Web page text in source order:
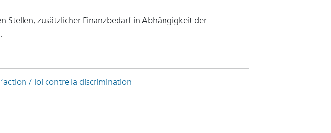
Stellen, zusätzlicher Finanzbedarf in Abhängigkeit der
/ loi contre la discrimination